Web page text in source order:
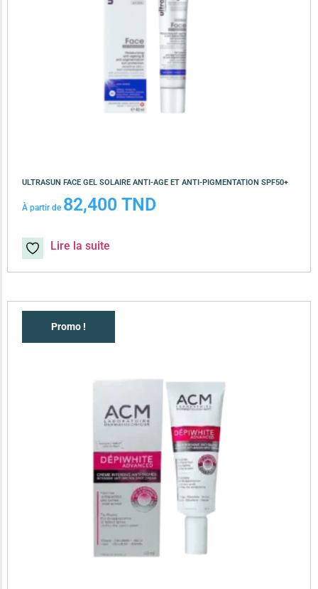
Promo !
ULTRASUN FACE GEL SOLAIRE ANTI-AGE ET ANTI-PIGMENTATION SPF50+
À partir de 82,400 TND
Lire la suite